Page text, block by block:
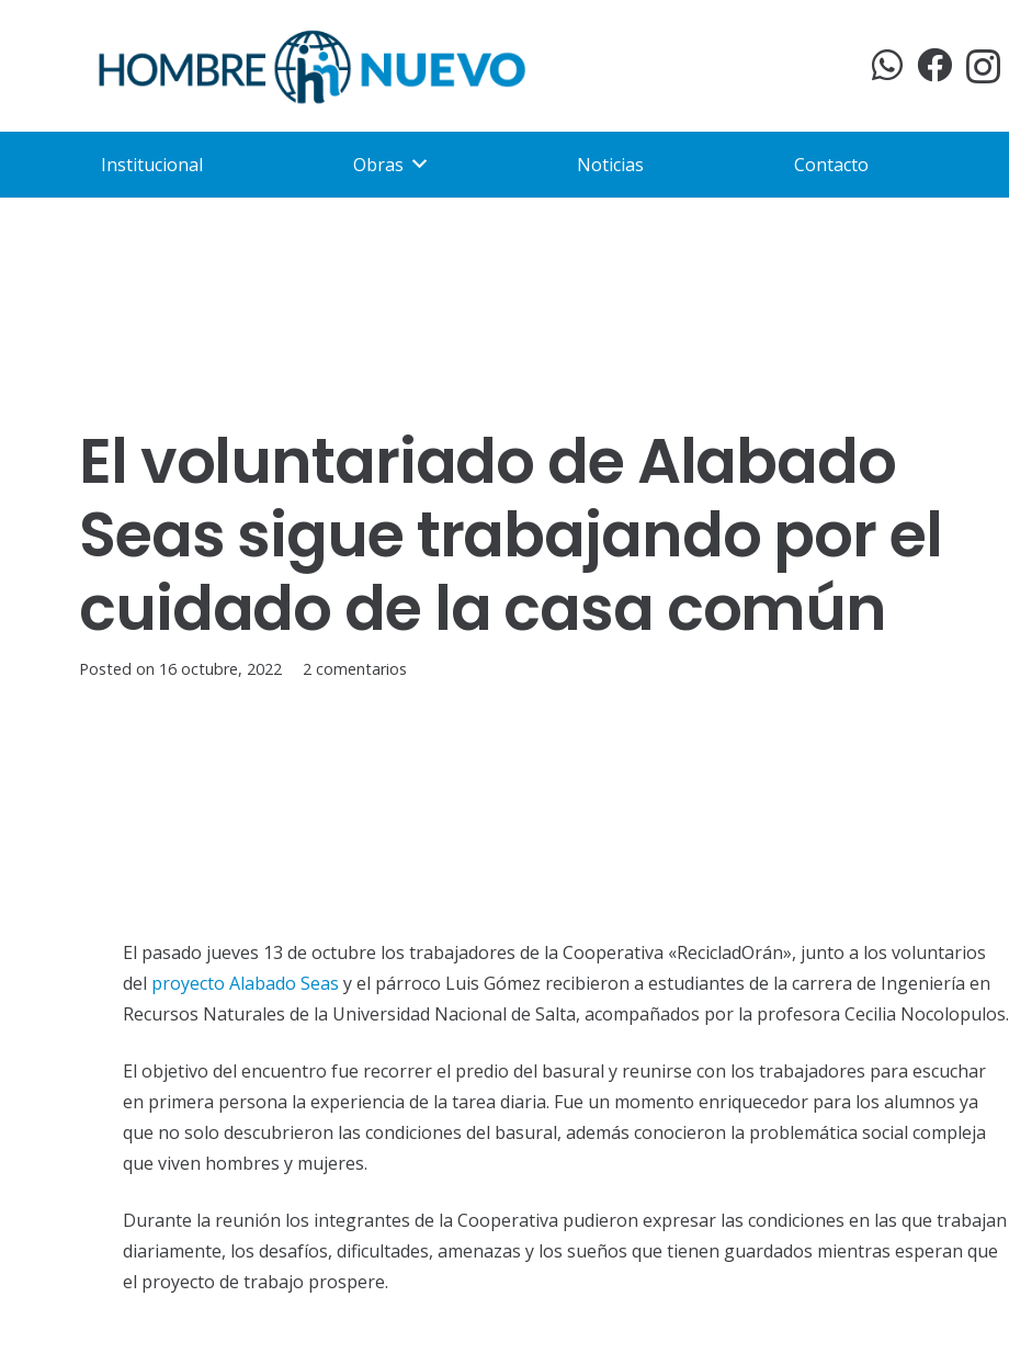
Institucional Obras Noticias Contacto
El voluntariado de Alabado
Seas sigue trabajando por el
cuidado de la casa común
Posted on 16 octubre, 2022 2comentarios
El pasado jueves 13 de octubre los trabajadores de la Cooperativa «RecicladOrán», junto a los voluntarios
del proyecto Alabado Seas y el párroco Luis Gómez recibieron a estudiantes de la carrera de Ingeniería en
Recursos Naturales de la Universidad Nacional de Salta, acompañados por la profesora Cecilia Nocolopulos.
El objetivo del encuentro fue recorrer el predio del basural y reunirse con los trabajadores para escuchar
en primera persona la experiencia de la tarea diaria. Fue un momento enriquecedor para los alumnos ya
que no solo descubrieron las condiciones del basural, además conocieron la problemática social compleja
que viven hombres y mujeres.
Durante la reunión los integrantes de la Cooperativa pudieron expresar las condiciones en las que trabajan
diariamente, los desafíos, dificultades, amenazas y los sueños que tienen guardados mientras esperan que
el proyecto de trabajo prospere.